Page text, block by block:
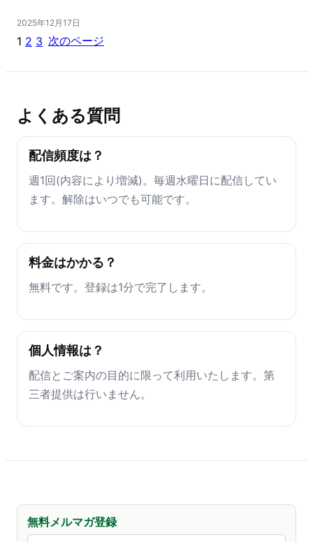
2025年12月17日
1 2 3 次のページ
よくある質問
配信頻度は？
週1回(内容により増減)。毎週水曜日に配信してい
ます。解除はいつでも可能です。
料金はかかる？
無料です。登録は1分で完了します。
個人情報は？
配信とご案内の目的に限って利用いたします。第
三者提供は行いません。
無料メルマガ登録